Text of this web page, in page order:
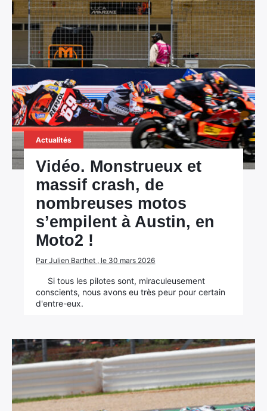
Actualités
Vidéo. Monstrueux et
massif crash, de
nombreuses motos
s’empilent à Austin, en
Moto2 !
Par Julien Barthet , le 30 mars 2026
Si tous les pilotes sont, miraculeusement
conscients, nous avons eu très peur pour certain
d'entre-eux.